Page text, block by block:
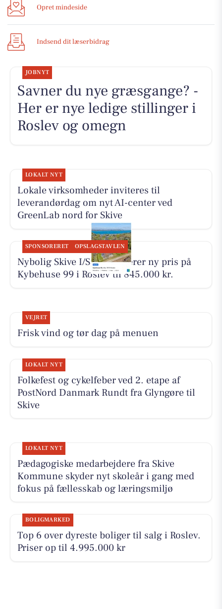
Opret mindeside
Indsend dit læserbidrag
JOBNYT
Savner du nye græsgange? -
Her er nye ledige stillinger i
Roslev og omegn
LOKALT NYT
Lokale virksomheder inviteres til
leverandørdag om nyt AI-center ved
GreenLab nord for Skive
SPONSORERET OPSLAGSTAVLEN
Nybolig Skive I/S præsenterer ny pris på
Kybehuse 99 i Roslev til 845.000 kr.
VEJRET
Frisk vind og tør dag på menuen
LOKALT NYT
Folkefest og cykelfeber ved 2. etape af
PostNord Danmark Rundt fra Glyngøre til
Skive
LOKALT NYT
Pædagogiske medarbejdere fra Skive
Kommune skyder nyt skoleår i gang med
fokus på fællesskab og læringsmiljø
BOLIGMARKED
Top 6 over dyreste boliger til salg i Roslev.
Priser op til 4.995.000 kr